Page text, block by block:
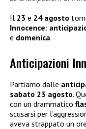
Il 23 e 24 agosto
Innocence:
e domenica.
Anticipazioni
Partiamo dalle
sabato 23 agosto.
con un drammatico
scusarsi per
aveva strappato un